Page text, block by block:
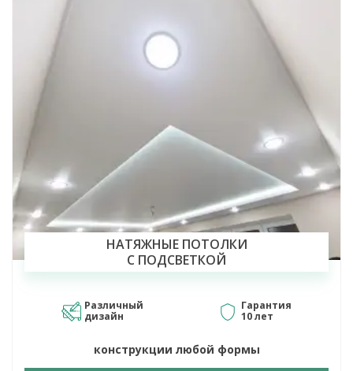
НАТЯЖНЫЕ ПОТОЛКИ
С ПОДСВЕТКОЙ
Различный
дизайн
Гарантия
10 лет
конструкции любой формы